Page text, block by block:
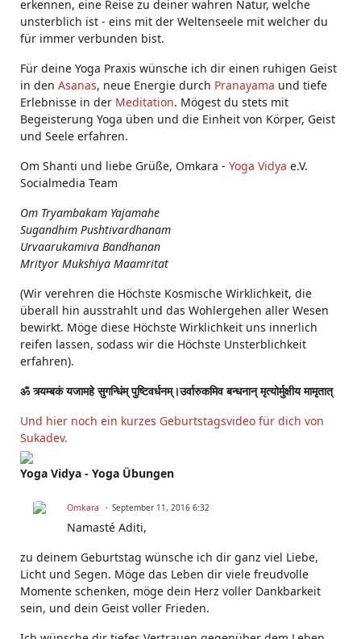
erkennen, eine Reise zu deiner wahren Natur, welche
unsterblich ist - eins mit der Weltenseele mit welcher du
für immer verbunden bist.
Für deine Yoga Praxis wünsche ich dir einen ruhigen Geist
in den Asanas, neue Energie durch Pranayama und tiefe
Erlebnisse in der Meditation. Mögest du stets mit
Begeisterung Yoga üben und die Einheit von Körper, Geist
und Seele erfahren.
Om Shanti und liebe Grüße, Omkara - Yoga Vidya e.V.
Socialmedia Team
Om Tryambakam Yajamahe
Sugandhim Pushtivardhanam
Urvaarukamiva Bandhanan
Mrityor Mukshiya Maamritat
(Wir verehren die Höchste Kosmische Wirklichkeit, die
überall hin ausstrahlt und das Wohlergehen aller Wesen
bewirkt. Möge diese Höchste Wirklichkeit uns innerlich
reifen lassen, sodass wir die Höchste Unsterblichkeit
erfahren).
ॐ त्र्यम्बकं यजामहे सुगन्धिंम् पुष्टिवर्धनम्।उर्वारुकमिव बन्धनान् मृत्योर्मुक्षीय मामृतात्
Und hier noch ein kurzes Geburtstagsvideo für dich von
Sukadev.
Yoga Vidya - Yoga Übungen
Omkara September 11, 2016 6:32
Namasté Aditi,
zu deinem Geburtstag wünsche ich dir ganz viel Liebe,
Licht und Segen. Möge das Leben dir viele freudvolle
Momente schenken, möge dein Herz voller Dankbarkeit
sein, und dein Geist voller Frieden.